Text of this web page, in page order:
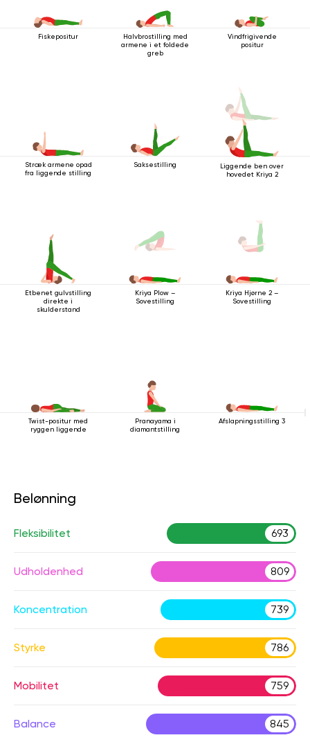
Fiskepositur
Halvbrostilling med
armene i et foldede
greb
Vindfrigivende
positur
Stræk armene opad
fra liggende stilling
Saksestilling
Liggende ben over
hovedet Kriya 2
Etbenet gulvstilling
direkte i
skulderstand
Kriya Plow –
Sovestilling
Kriya Hjørne 2 –
Sovestilling
Twist-positur med
ryggen liggende
Pranayama i
diamantstilling
Afslapningsstilling 3
Belønning
Fleksibilitet 693
Udholdenhed 809
Koncentration 739
Styrke 786
Mobilitet 759
Balance 845